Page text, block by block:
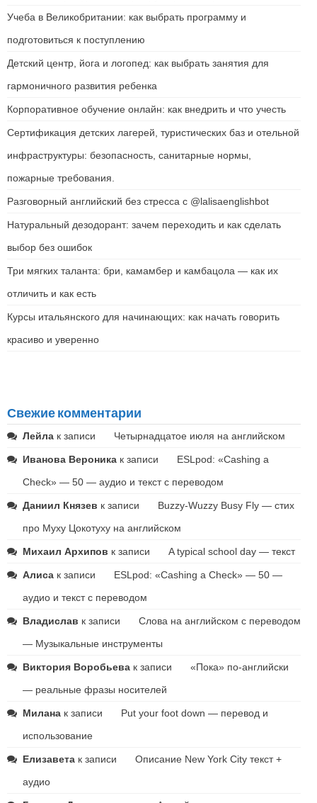
Учеба в Великобритании: как выбрать программу и
подготовиться к поступлению
Детский центр, йога и логопед: как выбрать занятия для
гармоничного развития ребенка
Корпоративное обучение онлайн: как внедрить и что учесть
Сертификация детских лагерей, туристических баз и отельной
инфраструктуры: безопасность, санитарные нормы,
пожарные требования.
Разговорный английский без стресса с @lalisaenglishbot
Натуральный дезодорант: зачем переходить и как сделать
выбор без ошибок
Три мягких таланта: бри, камамбер и камбацола — как их
отличить и как есть
Курсы итальянского для начинающих: как начать говорить
красиво и уверенно
Свежие комментарии
Лейла к записи Четырнадцатое июля на английском
Иванова Вероника к записи
ESLpod: «Cashing a
Check» — 50 — аудио и текст с переводом
Даниил Князев к записи
Buzzy-Wuzzy Busy Fly — стих
про Муху Цокотуху на английском
Михаил Архипов к записи A typical school day — текст
Алиса к записи
ESLpod: «Cashing a Check» — 50 —
аудио и текст с переводом
Владислав к записи
Слова на английском с переводом
— Музыкальные инструменты
Виктория Воробьева к записи
«Пока» по-английски
— реальные фразы носителей
Милана к записи
Put your foot down — перевод и
использование
Елизавета к записи
Описание New York City текст +
аудио